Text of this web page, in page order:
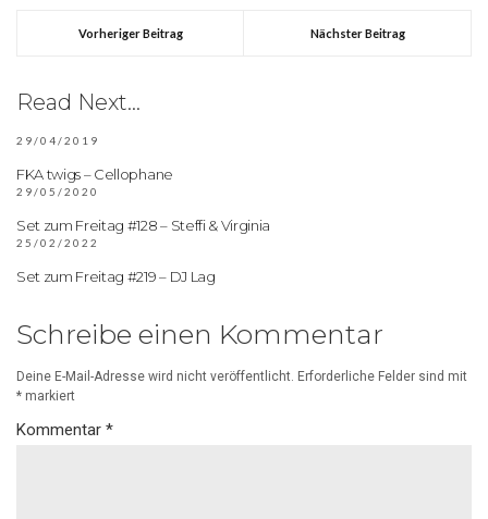
Vorheriger Beitrag Nächster Beitrag
Read Next...
29/04/2019
FKA twigs – Cellophane
29/05/2020
Set zum Freitag #128 – Steffi & Virginia
25/02/2022
Set zum Freitag #219 – DJ Lag
Schreibe einen Kommentar
Deine E-Mail-Adresse wird nicht veröffentlicht. Erforderliche Felder sind mit
* markiert
Kommentar *